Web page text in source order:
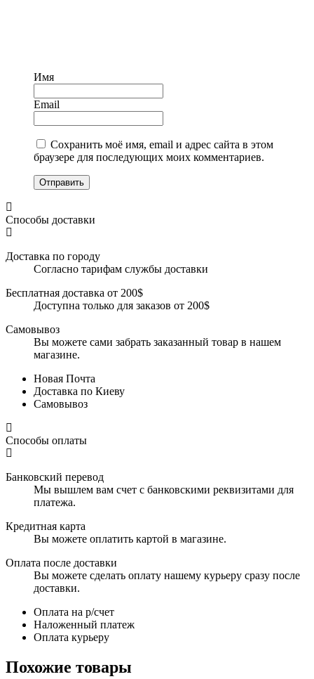
Имя
Email
Сохранить моё имя, email и адрес сайта в этом
браузере для последующих моих комментариев.
Отправить
Способы доставки
Доставка по городу
Согласно тарифам службы доставки
Бесплатная доставка от 200$
Доступна только для заказов от 200$
Самовывоз
Вы можете сами забрать заказанный товар в нашем
магазине.
Новая Почта
Доставка по Киеву
Самовывоз
Способы оплаты
Банковский перевод
Мы вышлем вам счет с банковскими реквизитами для
платежа.
Кредитная карта
Вы можете оплатить картой в магазине.
Оплата после доставки
Вы можете сделать оплату нашему курьеру сразу после
доставки.
Оплата на р/счет
Наложенный платеж
Оплата курьеру
Похожие товары